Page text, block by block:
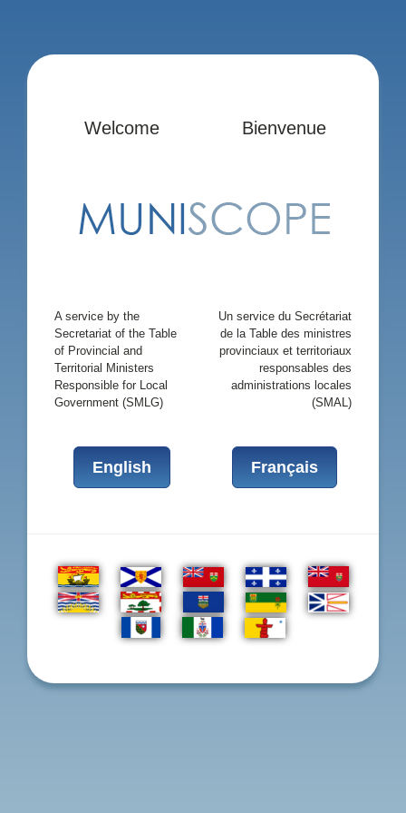
Welcome Bienvenue
A service by the
Secretariat of the Table
of Provincial and
Territorial Ministers
Responsible for Local
Government (SMLG)
Un service du Secrétariat
de la Table des ministres
provinciaux et territoriaux
responsables des
administrations locales
(SMAL)
English Français